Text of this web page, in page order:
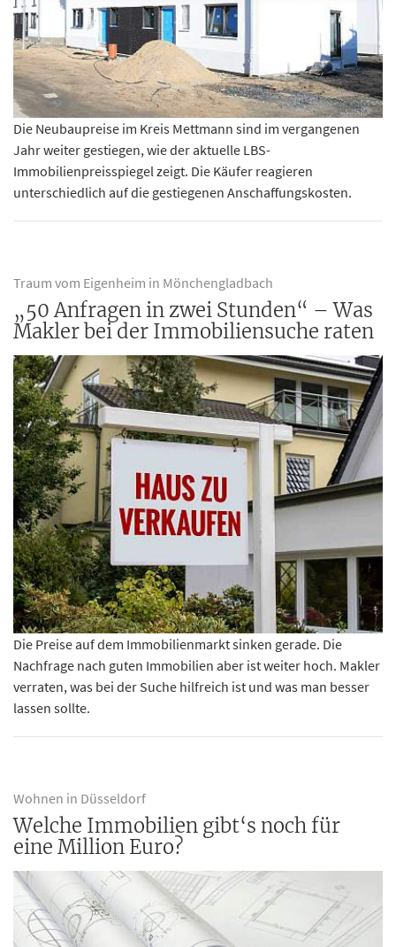
Die Neubaupreise im Kreis Mettmann sind im vergangenen
Jahr weiter gestiegen, wie der aktuelle LBS-
Immobilienpreisspiegel zeigt. Die Käufer reagieren
unterschiedlich auf die gestiegenen Anschaffungskosten.
Traum vom Eigenheim in Mönchengladbach
„50 Anfragen in zwei Stunden“ – Was
Makler bei der Immobiliensuche raten
Die Preise auf dem Immobilienmarkt sinken gerade. Die
Nachfrage nach guten Immobilien aber ist weiter hoch. Makler
verraten, was bei der Suche hilfreich ist und was man besser
lassen sollte.
Wohnen in Düsseldorf
Welche Immobilien gibt‘s noch für
eine Million Euro?